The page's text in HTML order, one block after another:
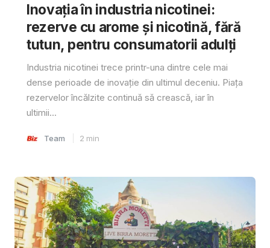
Inovația în industria nicotinei:
rezerve cu arome și nicotină, fără
tutun, pentru consumatorii adulți
Industria nicotinei trece printr-una dintre cele mai
dense perioade de inovație din ultimul deceniu. Piața
rezervelor încălzite continuă să crească, iar în
ultimii...
Team 2 min